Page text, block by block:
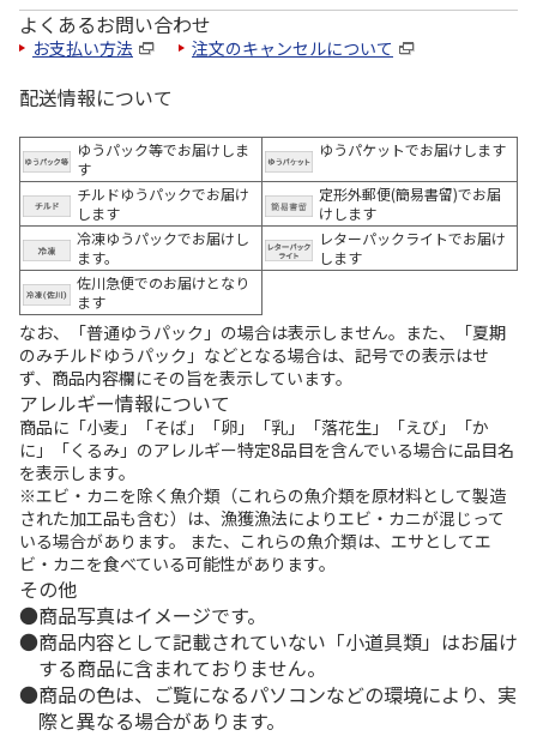
よくあるお問い合わせ
お支払い方法 注文のキャンセルについて
配送情報について
ゆうパック等でお届けしま
す
ゆうパケットでお届けします
チルドゆうパックでお届け
します
定形外郵便(簡易書留)でお届
けします
冷凍ゆうパックでお届けし
ます。
レターパックライトでお届け
します
佐川急便でのお届けとなり
ます
なお、「普通ゆうパック」の場合は表示しません。また、「夏期
のみチルドゆうパック」などとなる場合は、記号での表示はせ
ず、商品内容欄にその旨を表示しています。
アレルギー情報について
商品に「小麦」「そば」「卵」「乳」「落花生」「えび」「か
に」「くるみ」のアレルギー特定8品目を含んでいる場合に品目名
を表示します。
※エビ・カニを除く魚介類（これらの魚介類を原材料として製造
された加工品も含む）は、漁獲漁法によりエビ・カニが混じって
いる場合があります。 また、これらの魚介類は、エサとしてエ
ビ・カニを食べている可能性があります。
その他
商品写真はイメージです。
商品内容として記載されていない「小道具類」はお届け
する商品に含まれておりません。
商品の色は、ご覧になるパソコンなどの環境により、実
際と異なる場合があります。